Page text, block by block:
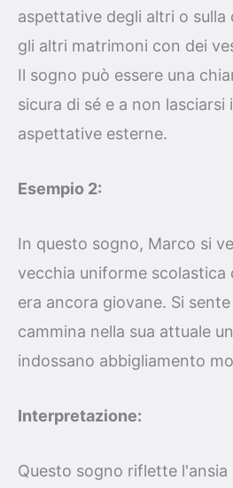
aspettative degli altri o sulla
gli altri matrimoni con dei
Il sogno può essere una
sicura di sé e a non lasciarsi
aspettative esterne.
Esempio 2:
In questo sogno, Marco si
vecchia uniforme scolastica
era ancora giovane. Si
cammina nella sua attuale
indossano abbigliamento
Interpretazione:
Questo sogno riflette